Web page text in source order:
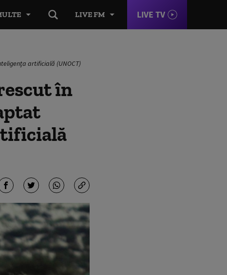
LIVE FM LIVE TV
artificială (UNOCT)
în